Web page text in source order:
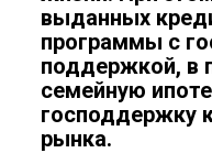
выданных
программы с
поддержкой, в
семейную
господдержку
рынка.